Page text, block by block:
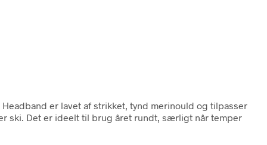
Headband er lavet af strikket, tynd merinould og tilpasser
ski. Det er ideelt til brug året rundt, særligt når temper